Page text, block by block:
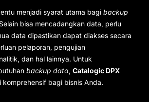
menjadi syarat utama bagi backup
bisa mencadangkan data, perlu
data dipastikan dapat diakses secara
pelaporan, pengujian
dan hal lainnya. Untuk
backup data, Catalogic DPX
komprehensif bagi bisnis Anda.